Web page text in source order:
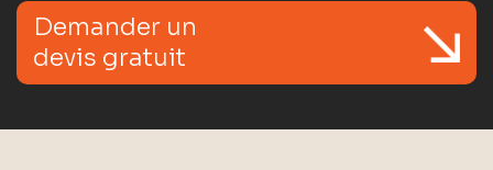
Demander un
devis gratuit